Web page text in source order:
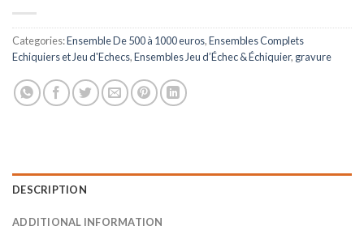
Categories:Ensemble De 500 à 1000 euros,Ensembles Complets
Echiquiers et Jeu d'Echecs,Ensembles Jeu d’Échec & Échiquier, gravure
DESCRIPTION
ADDITIONAL INFORMATION